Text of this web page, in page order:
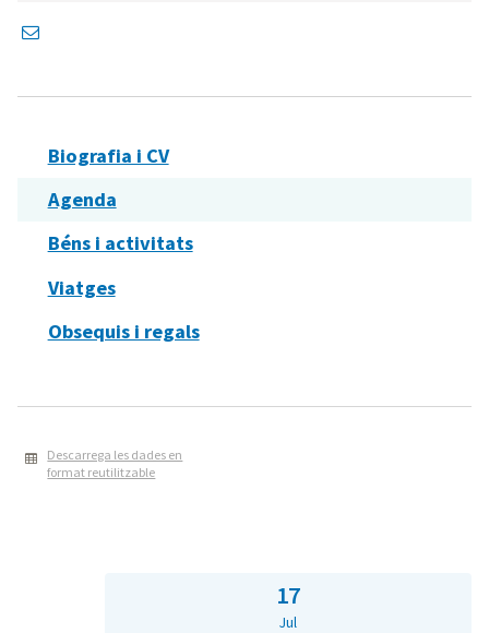
Biografia i CV
Agenda
Béns i activitats
Viatges
Obsequis i regals
Descarrega les dades en
format reutilitzable
17
Jul